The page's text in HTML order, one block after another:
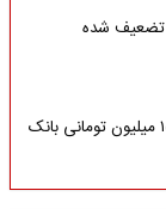
تضعیف شده
وام برای یارانه بگیران بدون ضامن | وام فوری ۱۰ تا ۱۰۰ میلیون تومانی بانک